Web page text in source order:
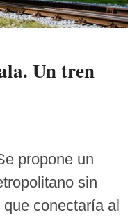
Un tren
propone un
sin
conectaría al